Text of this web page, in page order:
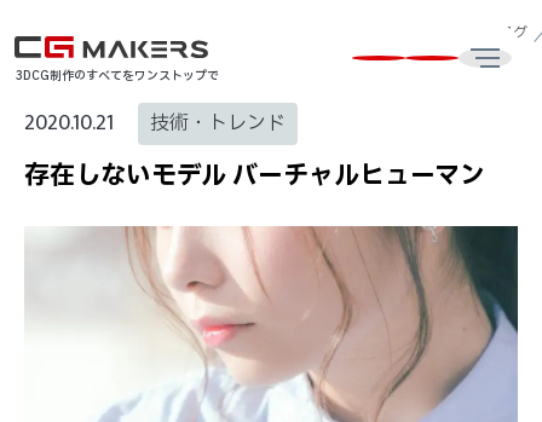
3DCG制作のすべてをワンストップで
CG制作・3DCG動画制作会社はCG MAKERS CG・3DCG最新技術ブログ
2020.10.21 技術・トレンド
存在しないモデル バーチャルヒューマン